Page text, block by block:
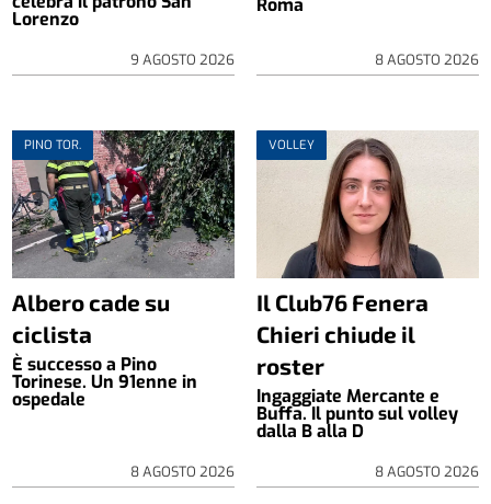
Lorenzo
9 AGOSTO 2026
Roma
8 AGOSTO 2026
PINO TOR.
Albero cade su
ciclista
È successo a Pino
Torinese. Un 91enne in
ospedale
8 AGOSTO 2026
VOLLEY
Il Club76 Fenera
Chieri chiude il
roster
Ingaggiate Mercante e
Buffa. Il punto sul volley
dalla B alla D
8 AGOSTO 2026